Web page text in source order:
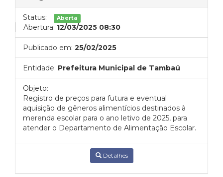
Status: Aberta
Abertura: 12/03/2025 08:30
Publicado em: 25/02/2025
Entidade: Prefeitura Municipal de Tambaú
Objeto:
Registro de preços para futura e eventual
aquisição de gêneros alimentícios destinados à
merenda escolar para o ano letivo de 2025, para
atender o Departamento de Alimentação Escolar.
Detalhes